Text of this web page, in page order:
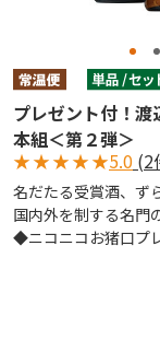
プレゼント付！渡
本組＜第２弾＞
★★★★★5.0 (2
名だたる受賞酒、ず
国内外を制する名門
◆ニコニコお猪口プ